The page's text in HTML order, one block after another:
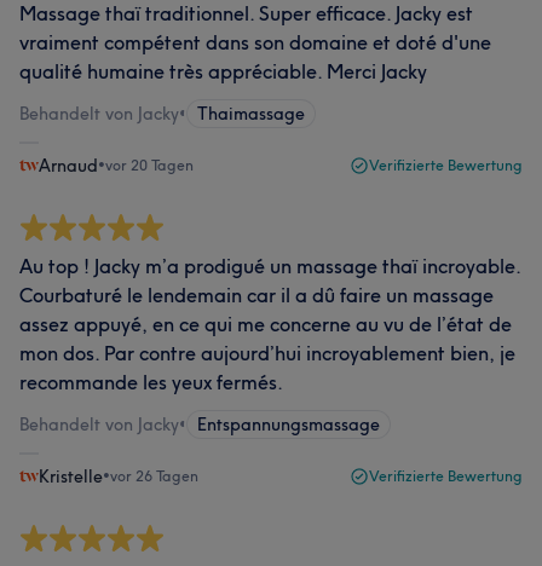
Massage thaï traditionnel. Super efficace. Jacky est
vraiment compétent dans son domaine et doté d'une
qualité humaine très appréciable. Merci Jacky
Behandelt von Jacky• Thaimassage
Arnaud•vor 20 Tagen Verifizierte Bewertung
Au top ! Jacky m’a prodigué un massage thaï incroyable.
Courbaturé le lendemain car il a dû faire un massage
assez appuyé, en ce qui me concerne au vu de l’état de
mon dos. Par contre aujourd’hui incroyablement bien, je
recommande les yeux fermés.
Behandelt von Jacky• Entspannungsmassage
Kristelle•vor 26 Tagen Verifizierte Bewertung